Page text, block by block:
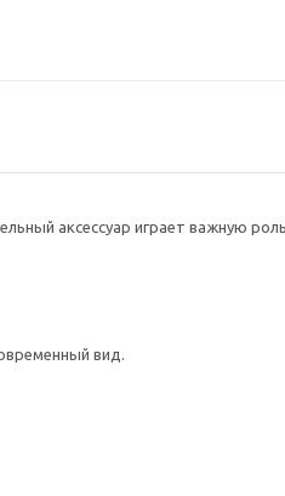
аксессуар играет важную
вид.